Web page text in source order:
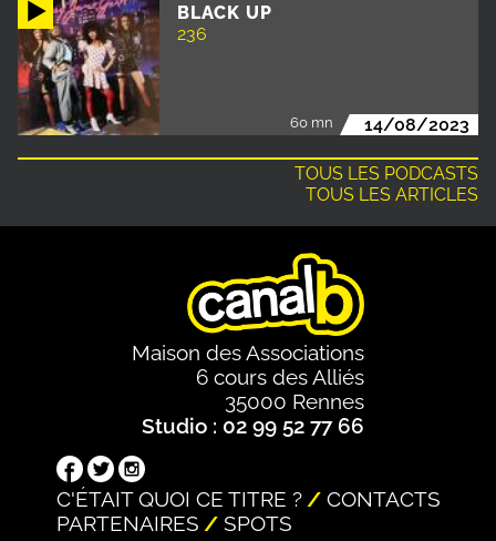
BLACK UP
236
60 mn 14/08/2023
TOUS LES PODCASTS
TOUS LES ARTICLES
Maison des Associations
6 cours des Alliés
35000 Rennes
Studio : 02 99 52 77 66
C'ÉTAIT QUOI CE TITRE ?
CONTACTS
PARTENAIRES
SPOTS